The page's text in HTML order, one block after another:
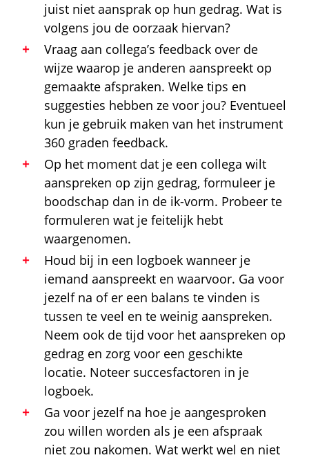
juist niet aansprak op hun gedrag. Wat is
volgens jou de oorzaak hiervan?
Vraag aan collega’s feedback over de
wijze waarop je anderen aanspreekt op
gemaakte afspraken. Welke tips en
suggesties hebben ze voor jou? Eventueel
kun je gebruik maken van het instrument
360 graden feedback.
Op het moment dat je een collega wilt
aanspreken op zijn gedrag, formuleer je
boodschap dan in de ik-vorm. Probeer te
formuleren wat je feitelijk hebt
waargenomen.
Houd bij in een logboek wanneer je
iemand aanspreekt en waarvoor. Ga voor
jezelf na of er een balans te vinden is
tussen te veel en te weinig aanspreken.
Neem ook de tijd voor het aanspreken op
gedrag en zorg voor een geschikte
locatie. Noteer succesfactoren in je
logboek.
Ga voor jezelf na hoe je aangesproken
zou willen worden als je een afspraak
niet zou nakomen. Wat werkt wel en niet